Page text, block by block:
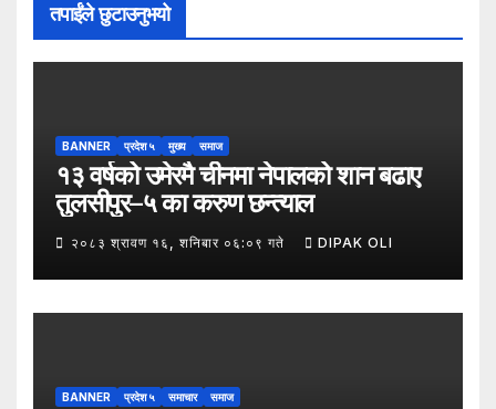
तपाईंले छुटाउनुभयो
BANNER प्रदेश ५ मुख्य समाज
१३ वर्षको उमेरमै चीनमा नेपालको शान बढाए
तुलसीपुर–५ का करुण छन्त्याल
२०८३ श्रावण १६, शनिबार ०६:०९ गते DIPAK OLI
BANNER प्रदेश ५ समाचार समाज